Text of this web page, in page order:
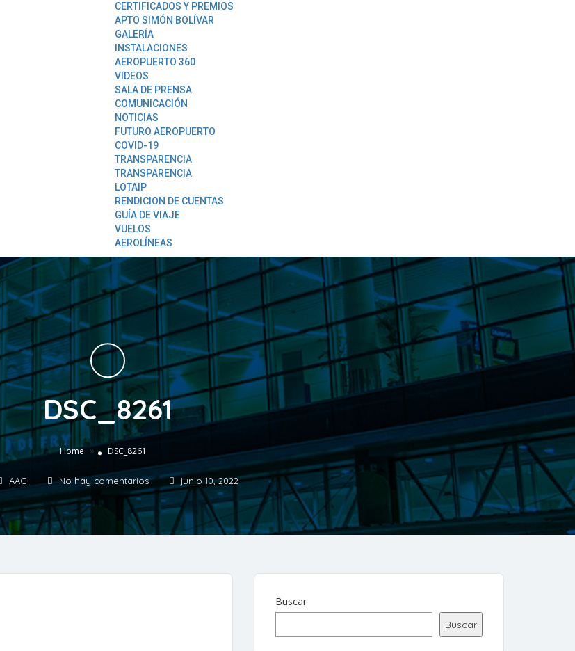
CERTIFICADOS Y PREMIOS
APTO SIMÓN BOLÍVAR
GALERÍA
INSTALACIONES
AEROPUERTO 360
VIDEOS
SALA DE PRENSA
COMUNICACIÓN
NOTICIAS
FUTURO AEROPUERTO
COVID-19
TRANSPARENCIA
TRANSPARENCIA
LOTAIP
RENDICION DE CUENTAS
GUÍA DE VIAJE
VUELOS
AEROLÍNEAS
DSC_8261
Home » DSC_8261
AAG No hay comentarios junio 10, 2022
Buscar
Buscar